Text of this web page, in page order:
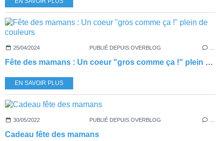
25/04/2024 PUBLIÉ DEPUIS OVERBLOG
Fête des mamans : Un coeur "gros comme ça !" plein de couleurs
EN SAVOIR PLUS
30/05/2022 PUBLIÉ DEPUIS OVERBLOG
Cadeau fête des mamans